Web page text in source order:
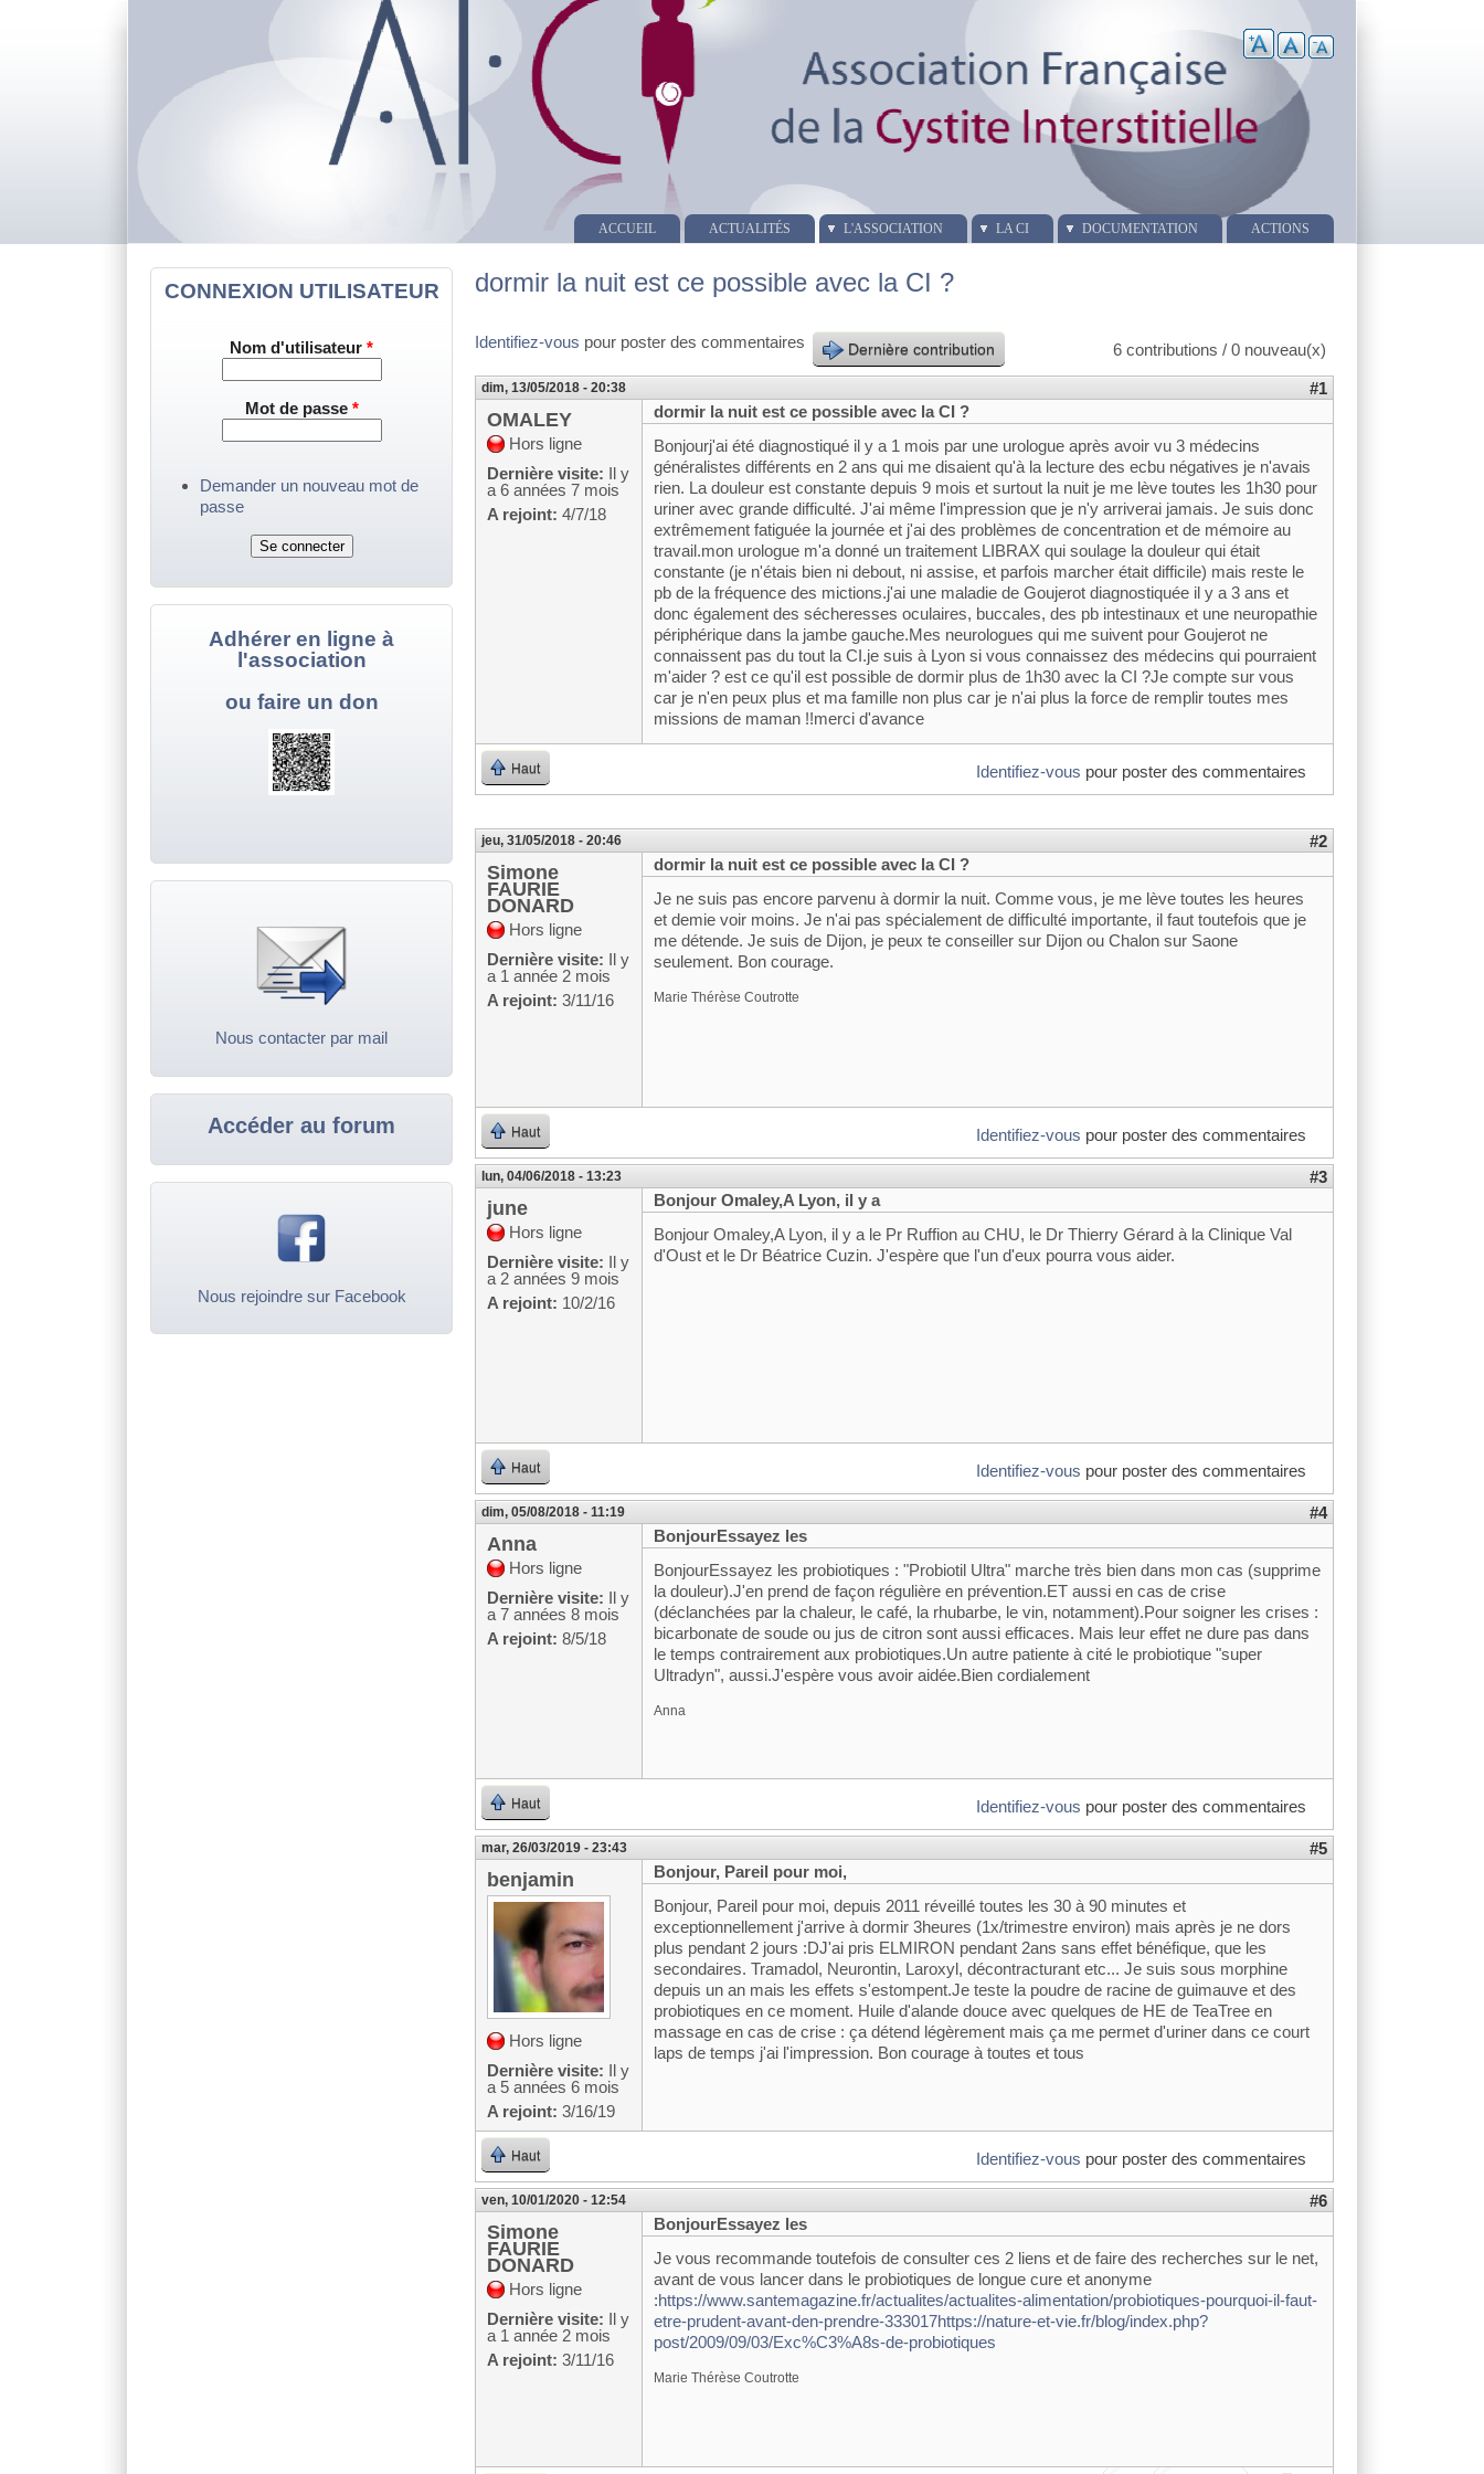
ACCUEIL ACTUALITÉS L'ASSOCIATION LA CI DOCUMENTATION ACTIONS
dormir la nuit est ce possible avec la CI ?
6 contributions / 0 nouveau(x)
Identifiez-vous pour poster des commentaires Dernière contribution
dim, 13/05/2018 - 20:38 #1
OMALEY
Hors ligne
Dernière visite: Il y
a 6 années 7 mois
A rejoint: 4/7/18
dormir la nuit est ce possible avec la CI ?
Bonjourj'ai été diagnostiqué il y a 1 mois par une urologue après avoir vu 3 médecins
généralistes différents en 2 ans qui me disaient qu'à la lecture des ecbu négatives je n'avais
rien. La douleur est constante depuis 9 mois et surtout la nuit je me lève toutes les 1h30 pour
uriner avec grande difficulté. J'ai même l'impression que je n'y arriverai jamais. Je suis donc
extrêmement fatiguée la journée et j'ai des problèmes de concentration et de mémoire au
travail.mon urologue m'a donné un traitement LIBRAX qui soulage la douleur qui était
constante (je n'étais bien ni debout, ni assise, et parfois marcher était difficile) mais reste le
pb de la fréquence des mictions.j'ai une maladie de Goujerot diagnostiquée il y a 3 ans et
donc également des sécheresses oculaires, buccales, des pb intestinaux et une neuropathie
périphérique dans la jambe gauche.Mes neurologues qui me suivent pour Goujerot ne
connaissent pas du tout la CI.je suis à Lyon si vous connaissez des médecins qui pourraient
m'aider ? est ce qu'il est possible de dormir plus de 1h30 avec la CI ?Je compte sur vous
car je n'en peux plus et ma famille non plus car je n'ai plus la force de remplir toutes mes
missions de maman !!merci d'avance
Haut Identifiez-vous pour poster des commentaires
jeu, 31/05/2018 - 20:46 #2
Simone
FAURIE
DONARD
Hors ligne
Dernière visite: Il y
a 1 année 2 mois
A rejoint: 3/11/16
dormir la nuit est ce possible avec la CI ?
Je ne suis pas encore parvenu à dormir la nuit. Comme vous, je me lève toutes les heures
et demie voir moins. Je n'ai pas spécialement de difficulté importante, il faut toutefois que je
me détende. Je suis de Dijon, je peux te conseiller sur Dijon ou Chalon sur Saone
seulement. Bon courage.
Marie Thérèse Coutrotte
Haut Identifiez-vous pour poster des commentaires
lun, 04/06/2018 - 13:23 #3
june
Hors ligne
Dernière visite: Il y
a 2 années 9 mois
A rejoint: 10/2/16
Bonjour Omaley,A Lyon, il y a
Bonjour Omaley,A Lyon, il y a le Pr Ruffion au CHU, le Dr Thierry Gérard à la Clinique Val
d'Oust et le Dr Béatrice Cuzin. J'espère que l'un d'eux pourra vous aider.
Haut Identifiez-vous pour poster des commentaires
dim, 05/08/2018 - 11:19 #4
Anna
Hors ligne
Dernière visite: Il y
a 7 années 8 mois
A rejoint: 8/5/18
BonjourEssayez les
BonjourEssayez les probiotiques : "Probiotil Ultra" marche très bien dans mon cas (supprime
la douleur).J'en prend de façon régulière en prévention.ET aussi en cas de crise
(déclanchées par la chaleur, le café, la rhubarbe, le vin, notamment).Pour soigner les crises :
bicarbonate de soude ou jus de citron sont aussi efficaces. Mais leur effet ne dure pas dans
le temps contrairement aux probiotiques.Un autre patiente à cité le probiotique "super
Ultradyn", aussi.J'espère vous avoir aidée.Bien cordialement
Anna
Haut Identifiez-vous pour poster des commentaires
mar, 26/03/2019 - 23:43 #5
benjamin
Hors ligne
Dernière visite: Il y
a 5 années 6 mois
A rejoint: 3/16/19
Bonjour, Pareil pour moi,
Bonjour, Pareil pour moi, depuis 2011 réveillé toutes les 30 à 90 minutes et
exceptionnellement j'arrive à dormir 3heures (1x/trimestre environ) mais après je ne dors
plus pendant 2 jours :DJ'ai pris ELMIRON pendant 2ans sans effet bénéfique, que les
secondaires. Tramadol, Neurontin, Laroxyl, décontracturant etc... Je suis sous morphine
depuis un an mais les effets s'estompent.Je teste la poudre de racine de guimauve et des
probiotiques en ce moment. Huile d'alande douce avec quelques de HE de TeaTree en
massage en cas de crise : ça détend légèrement mais ça me permet d'uriner dans ce court
laps de temps j'ai l'impression. Bon courage à toutes et tous
Haut Identifiez-vous pour poster des commentaires
ven, 10/01/2020 - 12:54 #6
Simone
FAURIE
DONARD
Hors ligne
Dernière visite: Il y
a 1 année 2 mois
A rejoint: 3/11/16
BonjourEssayez les
Je vous recommande toutefois de consulter ces 2 liens et de faire des recherches sur le net,
avant de vous lancer dans le probiotiques de longue cure et anonyme
:https://www.santemagazine.fr/actualites/actualites-alimentation/probiotiques-pourquoi-il-faut-
etre-prudent-avant-den-prendre-333017https://nature-et-vie.fr/blog/index.php?
post/2009/09/03/Exc%C3%A8s-de-probiotiques
Marie Thérèse Coutrotte
CONNEXION UTILISATEUR
Nom d'utilisateur*
Mot de passe *
Demander un nouveau mot de
passe
Adhérer en ligne à
l'association
ou faire un don
Nous contacter par mail
Accéder au forum
Nous rejoindre sur Facebook